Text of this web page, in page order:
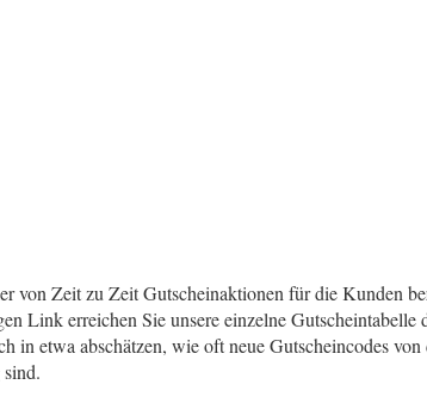
von Zeit zu Zeit Gutscheinaktionen für die Kunden
Link erreichen Sie unsere einzelne
etwa abschätzen, wie oft neue Gutscheincodes